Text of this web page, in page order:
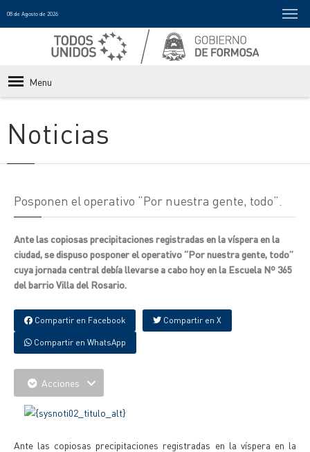
08 de Agosto de 2026
Menu
Noticias
Posponen el operativo “Por nuestra gente, todo”.
Ante las copiosas precipitaciones registradas en la víspera en la
ciudad, se dispuso posponer el operativo “Por nuestra gente, todo”
cuya jornada central debía llevarse a cabo hoy en la Escuela Nº 365
del barrio Villa del Rosario.
Compartir en Facebook Compartir en X
Compartir en WhatsApp
Acciones
Ante las copiosas precipitaciones registradas en la víspera en la